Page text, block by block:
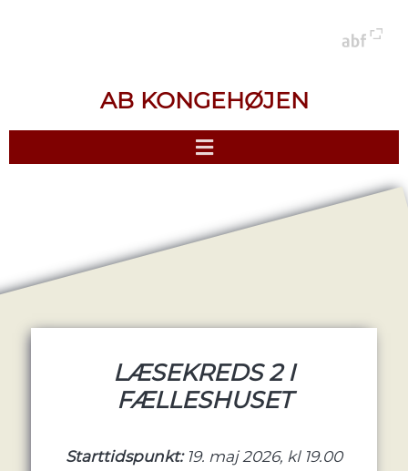
AB KONGEHØJEN
LÆSEKREDS 2 I
FÆLLESHUSET
Starttidspunkt: 19. maj 2026, kl 19.00